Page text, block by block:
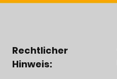
Rechtlicher
Hinweis: